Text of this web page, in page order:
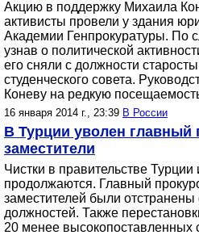
Акцию в поддержку Михаила
активисты провели у здания
Академии Генпрокуратуры. По
узнав о политической
его сняли с должности
студенческого совета.
Коневу на редкую
16 января 2014 г., 23:39 В России
В Турции уволен главный
заместители
Чистки в правительстве
продолжаются. Главный
заместителей были
должностей. Также
20 менее высокопоставленных